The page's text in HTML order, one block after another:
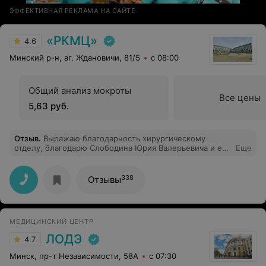
ЭФФЕКТИВНАЯ РЕКЛАМА НА САЙТЕ
4.6 «РКМЦ»
Минский р-н, аг. Ждановичи, 81/5 с 08:00
Общий анализ мокроты
5,63 руб.
Все цены
Отзыв. Выражаю благодарность хирургическому
отделу, благодарю Слободина Юрия Валерьевича и его
Еще
Отзывы338
МЕДИЦИНСКИЙ ЦЕНТР
4.7 ЛОДЭ
Минск, пр-т Независимости, 58А с 07:30